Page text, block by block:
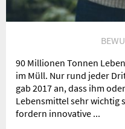
90 Millionen Tonnen
im Müll. Nur rund jeder
gab 2017 an, dass ihm
Lebensmittel sehr wichtig
fordern innovative ...